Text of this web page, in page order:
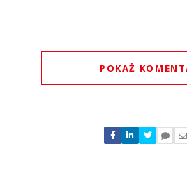
POKAŻ
Nie znaleziono
Zostaw swoje